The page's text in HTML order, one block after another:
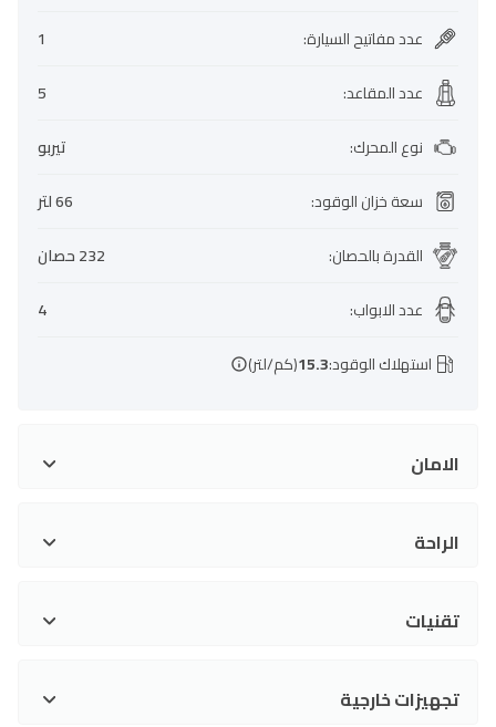
عدد مفاتيح السيارة:
1
عدد المقاعد:
5
نوع المحرك:
تيربو
سعة خزان الوقود:
66 لتر
القدرة بالحصان:
232 حصان
عدد الابواب:
4
استهلاك الوقود:15.3(كم/لتر)
الامان
الراحة
تقنيات
تجهيزات خارجية